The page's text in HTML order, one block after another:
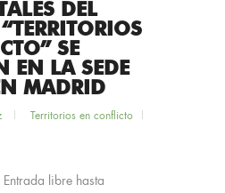
DEL
SE
EN LA SEDE
MADRID
Territorios en conflicto
libre hasta